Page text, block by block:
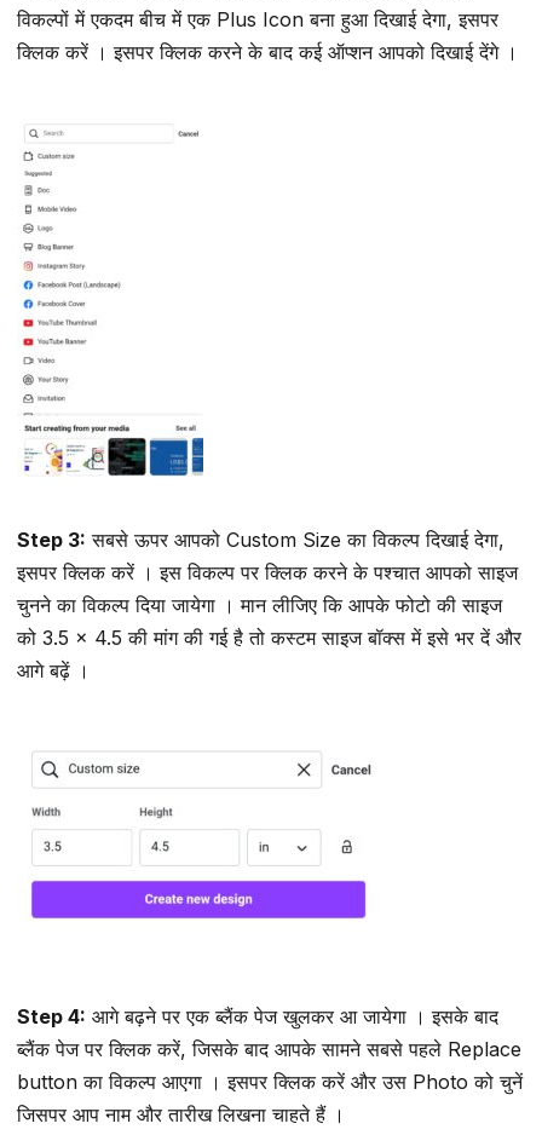
विकल्पों में एकदम बीच में एक Plus Icon बना हुआ दिखाई देगा, इसपर
क्लिक करें । इसपर क्लिक करने के बाद कई ऑप्शन आपको दिखाई देंगे ।
Step 3: सबसे ऊपर आपको Custom Size का विकल्प दिखाई देगा,
इसपर क्लिक करें । इस विकल्प पर क्लिक करने के पश्चात आपको साइज
चुनने का विकल्प दिया जायेगा । मान लीजिए कि आपके फोटो की साइज
को 3.5 × 4.5 की मांग की गई है तो कस्टम साइज बॉक्स में इसे भर दें और
आगे बढ़ें ।
Step 4: आगे बढ़ने पर एक ब्लैंक पेज खुलकर आ जायेगा । इसके बाद
ब्लैंक पेज पर क्लिक करें, जिसके बाद आपके सामने सबसे पहले Replace
button का विकल्प आएगा । इसपर क्लिक करें और उस Photo को चुनें
जिसपर आप नाम और तारीख लिखना चाहते हैं ।